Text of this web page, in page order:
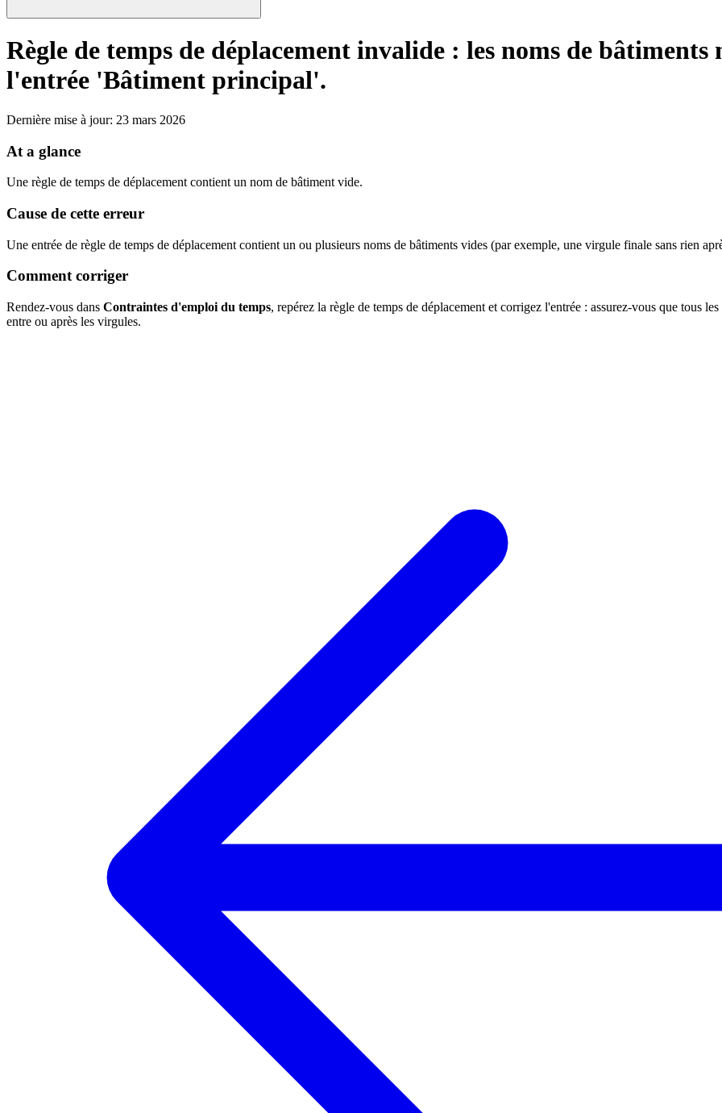
Règle de temps de déplacement invalide : les noms de bâtiments
l'entrée 'Bâtiment principal'.
Dernière mise à jour: 23 mars 2026
At a glance
Une règle de temps de déplacement contient un nom de bâtiment vide.
Cause de cette erreur
Une entrée de règle de temps de déplacement contient un ou plusieurs noms de bâtiments vides (par exemple, une virgule finale sans rien
Comment corriger
Rendez-vous dans Contraintes d'emploi du temps, repérez la règle de temps de déplacement et corrigez l'entrée : assurez-vous que tous
entre ou après les virgules.